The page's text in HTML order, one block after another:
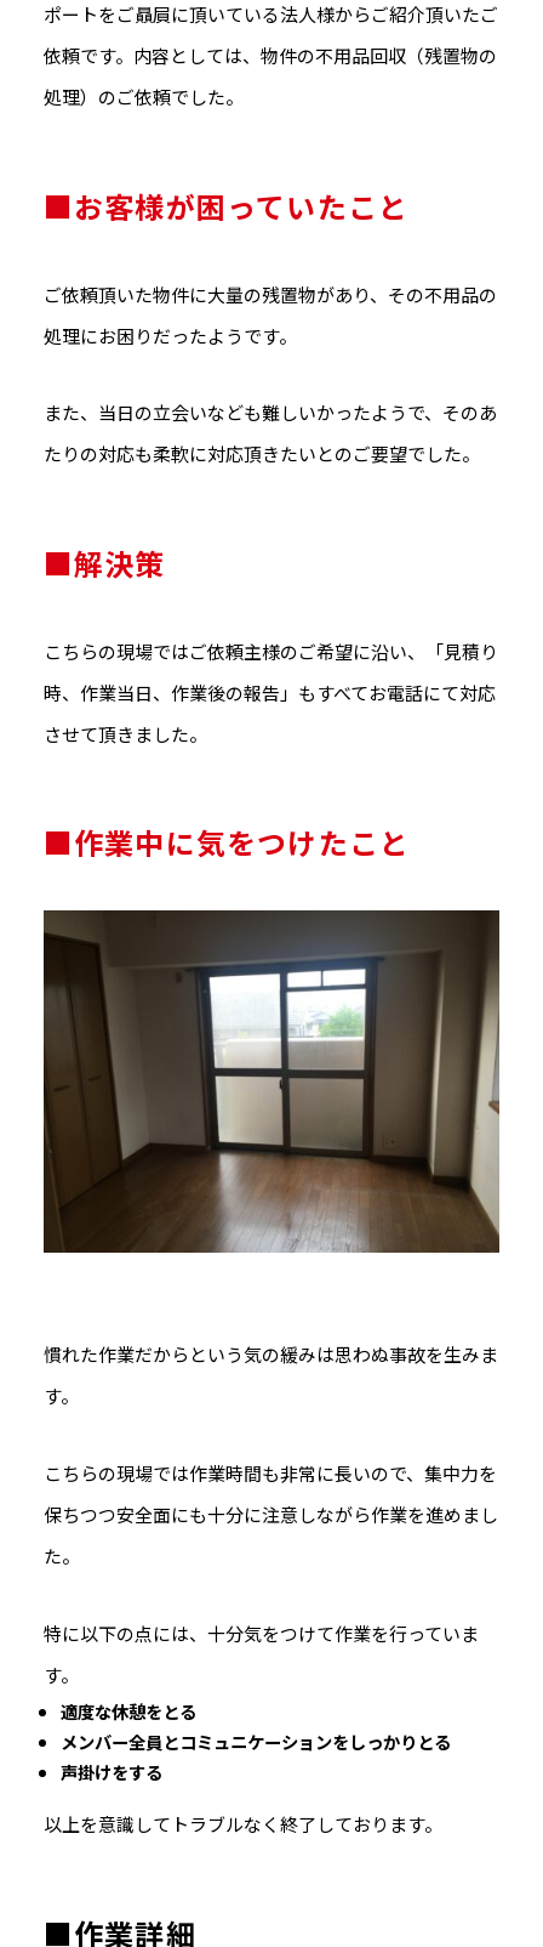
ポートをご贔屓に頂いている法人様からご紹介頂いたご
依頼です。内容としては、物件の不用品回収（残置物の
処理）のご依頼でした。
■お客様が困っていたこと
ご依頼頂いた物件に大量の残置物があり、その不用品の
処理にお困りだったようです。
また、当日の立会いなども難しいかったようで、そのあ
たりの対応も柔軟に対応頂きたいとのご要望でした。
■解決策
こちらの現場ではご依頼主様のご希望に沿い、「見積り
時、作業当日、作業後の報告」もすべてお電話にて対応
させて頂きました。
■作業中に気をつけたこと
慣れた作業だからという気の緩みは思わぬ事故を生みま
す。
こちらの現場では作業時間も非常に長いので、集中力を
保ちつつ安全面にも十分に注意しながら作業を進めまし
た。
特に以下の点には、十分気をつけて作業を行っていま
す。
適度な休憩をとる
メンバー全員とコミュニケーションをしっかりとる
声掛けをする
以上を意識してトラブルなく終了しております。
■作業詳細